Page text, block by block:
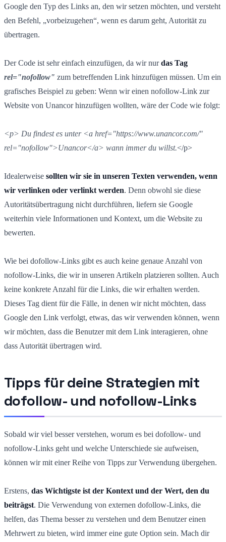
Google den Typ des Links an, den wir setzen möchten, und versteht
den Befehl, „vorbeizugehen“, wenn es darum geht, Autorität zu
übertragen.
Der Code ist sehr einfach einzufügen, da wir nurdas Tag
rel="nofollow" zum betreffenden Link hinzufügen müssen. Um ein
grafisches Beispiel zu geben: Wenn wir einen nofollow-Link zur
Website von Unancor hinzufügen wollten, wäre der Code wie folgt:
<p> Du findest es unter <a href="https://www.unancor.com/"
rel="nofollow">Unancor</a> wann immer du willst.</p>
Idealerweise sollten wir sie in unseren Texten verwenden, wenn
wir verlinken oder verlinkt werden. Denn obwohl sie diese
Autoritätsübertragung nicht durchführen, liefern sie Google
weiterhin viele Informationen und Kontext, um die Website zu
bewerten.
Wie bei dofollow-Links gibt es auch keine genaue Anzahl von
nofollow-Links, die wir in unseren Artikeln platzieren sollten. Auch
keine konkrete Anzahl für die Links, die wir erhalten werden.
Dieses Tag dient für die Fälle, in denen wir nicht möchten, dass
Google den Link verfolgt, etwas, das wir verwenden können, wenn
wir möchten, dass die Benutzer mit dem Link interagieren, ohne
dass Autorität übertragen wird.
Tipps für deine Strategien mit
dofollow- und nofollow-Links
Sobald wir viel besser verstehen, worum es bei dofollow- und
nofollow-Links geht und welche Unterschiede sie aufweisen,
können wir mit einer Reihe von Tipps zur Verwendung übergehen.
Erstens, das Wichtigste ist der Kontext und der Wert, den du
beiträgst. Die Verwendung von externen dofollow-Links, die
helfen, das Thema besser zu verstehen und dem Benutzer einen
Mehrwert zu bieten, wird immer eine gute Option sein. Mach dir